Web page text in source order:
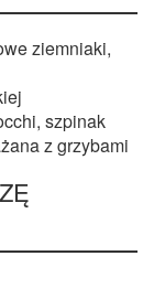
ziemniaki,
szpinak
z grzybami